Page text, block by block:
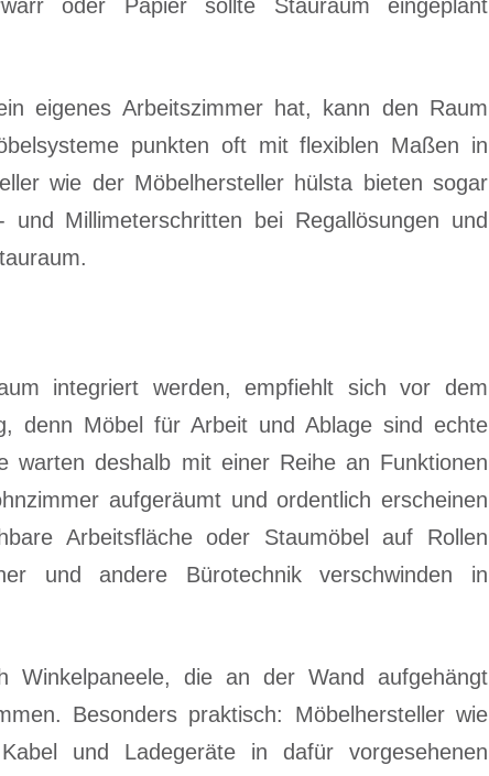
oder Papier sollte Stauraum eingeplant
eigenes Arbeitszimmer hat, kann den Raum
punkten oft mit flexiblen Maßen in
wie der Möbelhersteller hülsta bieten sogar
und Millimeterschritten bei Regallösungen und
integriert werden, empfiehlt sich vor dem
denn Möbel für Arbeit und Ablage sind echte
warten deshalb mit einer Reihe an Funktionen
aufgeräumt und ordentlich erscheinen
Arbeitsfläche oder Staumöbel auf Rollen
und andere Bürotechnik verschwinden in
Winkelpaneele, die an der Wand aufgehängt
Besonders praktisch: Möbelhersteller wie
und Ladegeräte in dafür vorgesehenen